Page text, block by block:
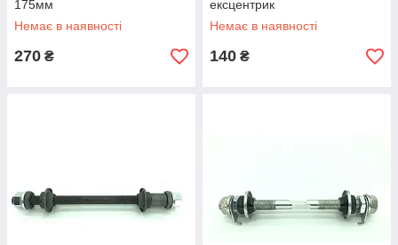
175мм
Немає в наявності
270 ₴
ексцентрик
Немає в наявності
140 ₴